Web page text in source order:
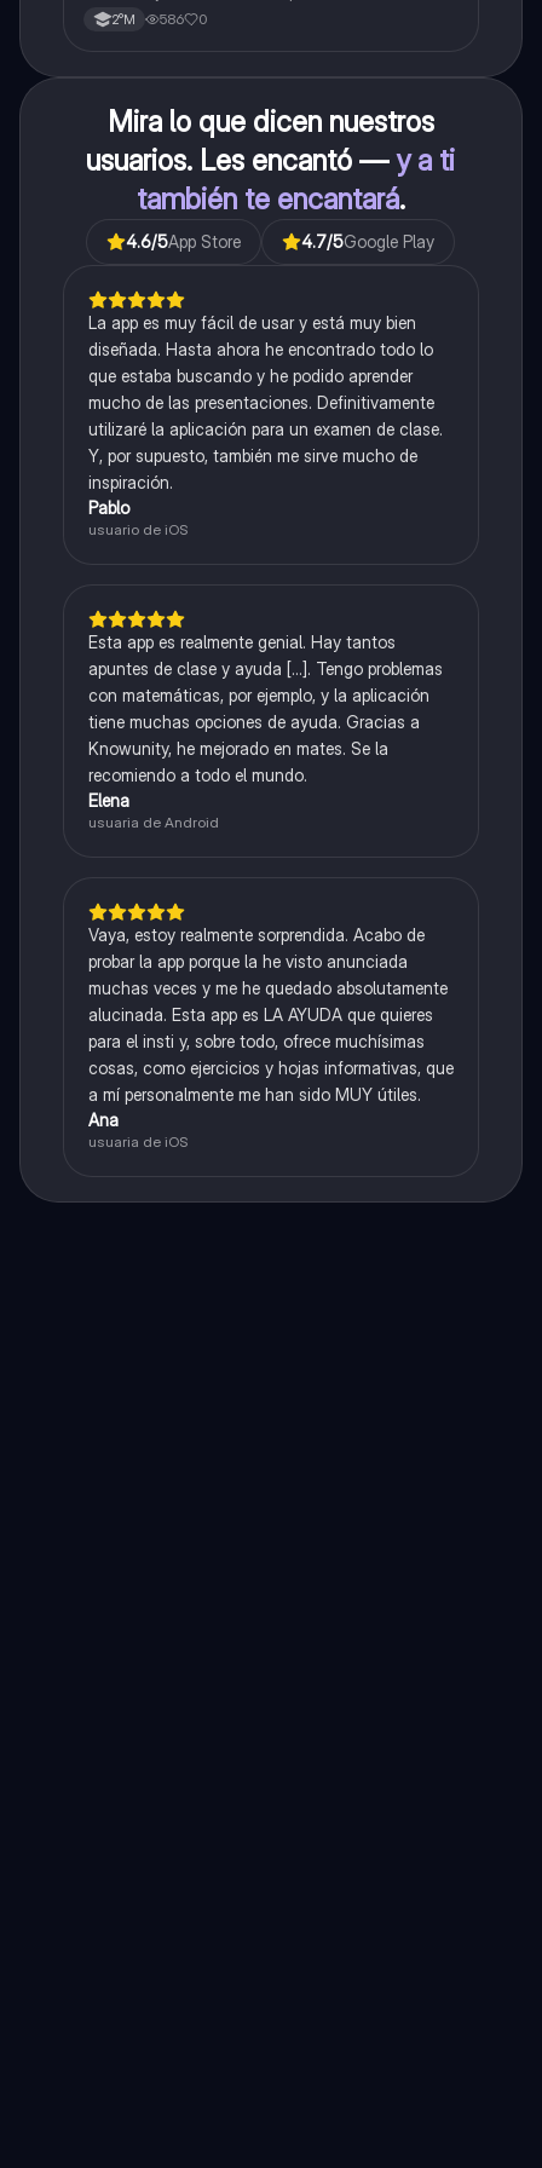
2°M 586 0
Mira lo que dicen nuestros
usuarios. Les encantó —y a ti
también te encantará.
4.6/5App Store 4.7/5Google Play
La app es muy fácil de usar y está muy bien
diseñada. Hasta ahora he encontrado todo lo
que estaba buscando y he podido aprender
mucho de las presentaciones. Definitivamente
utilizaré la aplicación para un examen de clase.
Y, por supuesto, también me sirve mucho de
inspiración.
Pablo
usuario de iOS
Esta app es realmente genial. Hay tantos
apuntes de clase y ayuda [...]. Tengo problemas
con matemáticas, por ejemplo, y la aplicación
tiene muchas opciones de ayuda. Gracias a
Knowunity, he mejorado en mates. Se la
recomiendo a todo el mundo.
Elena
usuaria de Android
Vaya, estoy realmente sorprendida. Acabo de
probar la app porque la he visto anunciada
muchas veces y me he quedado absolutamente
alucinada. Esta app es LA AYUDA que quieres
para el insti y, sobre todo, ofrece muchísimas
cosas, como ejercicios y hojas informativas, que
a mí personalmente me han sido MUY útiles.
Ana
usuaria de iOS